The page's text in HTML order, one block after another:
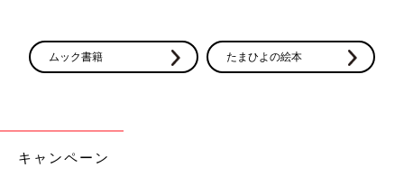
ムック書籍 たまひよの絵本
キャンペーン